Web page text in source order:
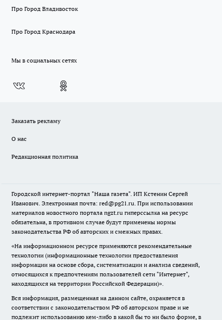
Про Город Владивосток
Про Город Краснодара
Мы в социальных сетях
Заказать рекламу
О нас
Редакционная политика
Городской интернет-портал "Наша газета". ИП Кстенин Сергей
Иванович. Электронная почта: red@pg21.ru. При использовании
материалов новостного портала ngzt.ru гиперссылка на ресурс
обязательна, в противном случае будут применены нормы
законодательства РФ об авторских и смежных правах.
«На информационном ресурсе применяются рекомендательные
технологии (информационные технологии предоставления
информации на основе сбора, систематизации и анализа сведений,
относящихся к предпочтениям пользователей сети "Интернет",
находящихся на территории Российской Федерации)».
Вся информация, размещенная на данном сайте, охраняется в
соответствии с законодательством РФ об авторском праве и не
подлежит использованию кем-либо в какой бы то ни было форме, в